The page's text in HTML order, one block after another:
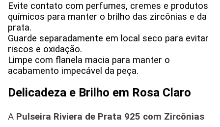
Evite contato com perfumes, cremes e produtos
químicos para manter o brilho das zircônias e da
prata.
Guarde separadamente em local seco para evitar
riscos e oxidação.
Limpe com flanela macia para manter o
acabamento impecável da peça.
Delicadeza e Brilho em Rosa Claro
A Pulseira Riviera de Prata 925 com Zircônias